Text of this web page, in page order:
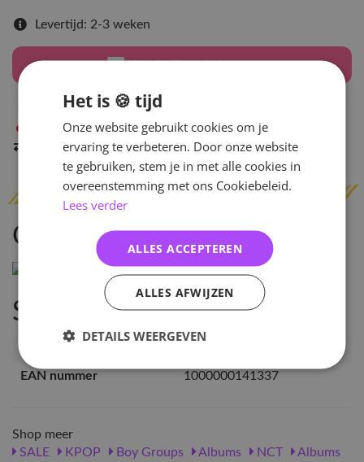
Levertijd: 2-3 weken
Houd mij op de hoogte
Niet op voorraadin Arnhem
Indien op voorraadbinnen 2 werkdagenverzonden
Omschrijving
Specificaties
EAN nummer
1000000141337
Shop meer
SALE
KPOP Boy Groups Albums NCT
Albums
Het is 🍪 tijd
Onze website gebruikt cookies om je
ervaring te verbeteren. Door onze website
te gebruiken, stem je in met alle cookies in
overeenstemming met ons Cookiebeleid.
Lees verder
ALLES ACCEPTEREN
ALLES AFWIJZEN
DETAILS WEERGEVEN